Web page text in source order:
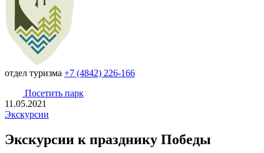
отдел туризма +7 (4842) 226-166
Посетить парк
11.05.2021
Экскурсии
Экскурсии к празднику Победы